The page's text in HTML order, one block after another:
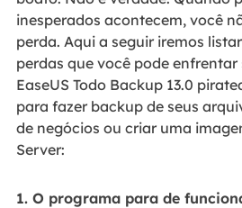
inesperados acontecem, você
perda. Aqui a seguir iremos
perdas que você pode enfrentar
EaseUS Todo Backup 13.0
para fazer backup de seus
de negócios ou criar uma
Server:
1. O programa para de